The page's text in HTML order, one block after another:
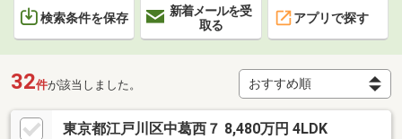
検索条件を保存
新着メールを受
取る
アプリで探す
32件が該当しました。
東京都江戸川区中葛西７ 8,480万円 4LDK